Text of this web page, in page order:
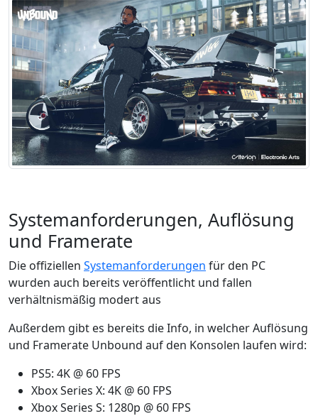
Systemanforderungen, Auflösung
und Framerate
Die offiziellen Systemanforderungen für den PC
wurden auch bereits veröffentlicht und fallen
verhältnismäßig modert aus
Außerdem gibt es bereits die Info, in welcher Auflösung
und Framerate Unbound auf den Konsolen laufen wird:
PS5: 4K @ 60 FPS
Xbox Series X: 4K @ 60 FPS
Xbox Series S: 1280p @ 60 FPS